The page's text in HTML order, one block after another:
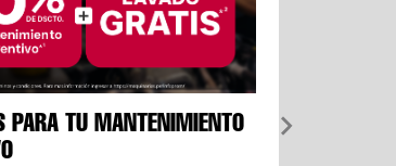
PARA TU MANTENIMIENTO